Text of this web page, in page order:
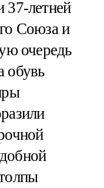
37-летней
Союза и
очередь
обувь